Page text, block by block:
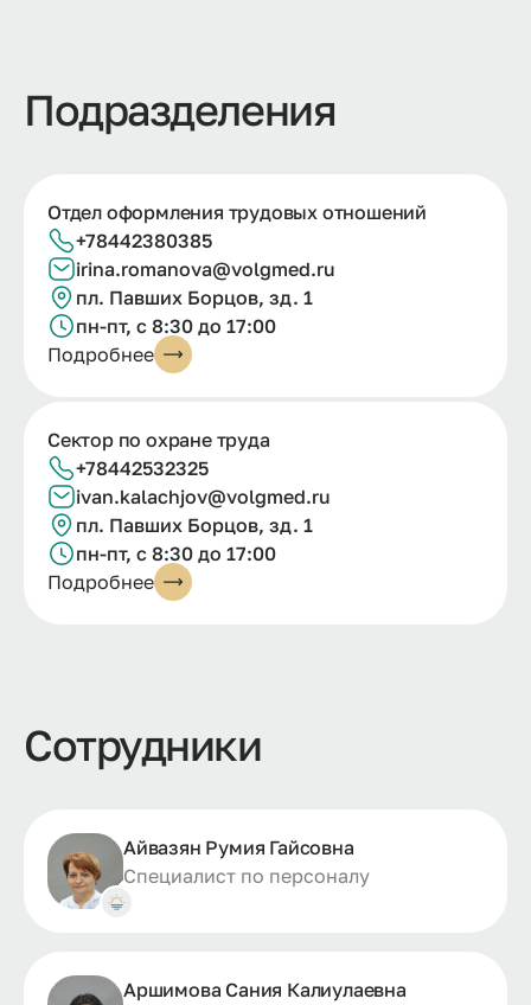
Подразделения
Отдел оформления трудовых отношений
+78442380385
irina.romanova@volgmed.ru
пл. Павших Борцов, зд. 1
пн-пт, с 8:30 до 17:00
Подробнее
Сектор по охране труда
+78442532325
ivan.kalachjov@volgmed.ru
пл. Павших Борцов, зд. 1
пн-пт, с 8:30 до 17:00
Подробнее
Сотрудники
Айвазян Румия Гайсовна
Специалист по персоналу
Аршимова Сания Калиулаевна